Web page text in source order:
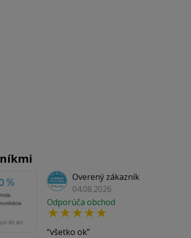
Overený zákazník
04.08.2026
Odporúča obchod
všetko ok